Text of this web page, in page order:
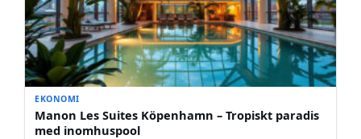
EKONOMI
Manon Les Suites Köpenhamn – Tropiskt paradis
med inomhuspool